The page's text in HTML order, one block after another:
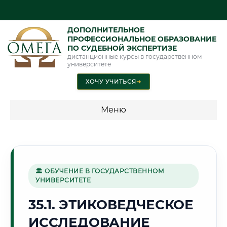
ДОПОЛНИТЕЛЬНОЕ
ПРОФЕССИОНАЛЬНОЕ ОБРАЗОВАНИЕ
ПО СУДЕБНОЙ ЭКСПЕРТИЗЕ
дистанционные курсы в государственном
университете
ХОЧУ УЧИТЬСЯ➜
Меню
специальности"
Стоимость по программам обучения "Судебная экспертиза"
Стоимость по программам обучения "Экспертиза"
🏛 ОБУЧЕНИЕ В ГОСУДАРСТВЕННОМ
УНИВЕРСИТЕТЕ
35.1. ЭТИКОВЕДЧЕСКОЕ
ИССЛЕДОВАНИЕ